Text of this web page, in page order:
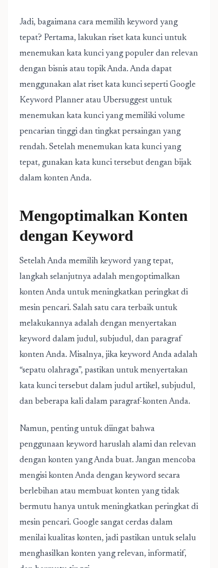
Jadi, bagaimana cara memilih keyword yang
tepat? Pertama, lakukan riset kata kunci untuk
menemukan kata kunci yang populer dan relevan
dengan bisnis atau topik Anda. Anda dapat
menggunakan alat riset kata kunci seperti Google
Keyword Planner atau Ubersuggest untuk
menemukan kata kunci yang memiliki volume
pencarian tinggi dan tingkat persaingan yang
rendah. Setelah menemukan kata kunci yang
tepat, gunakan kata kunci tersebut dengan bijak
dalam konten Anda.
Mengoptimalkan Konten
dengan Keyword
Setelah Anda memilih keyword yang tepat,
langkah selanjutnya adalah mengoptimalkan
konten Anda untuk meningkatkan peringkat di
mesin pencari. Salah satu cara terbaik untuk
melakukannya adalah dengan menyertakan
keyword dalam judul, subjudul, dan paragraf
konten Anda. Misalnya, jika keyword Anda adalah
“sepatu olahraga”, pastikan untuk menyertakan
kata kunci tersebut dalam judul artikel, subjudul,
dan beberapa kali dalam paragraf-konten Anda.
Namun, penting untuk diingat bahwa
penggunaan keyword haruslah alami dan relevan
dengan konten yang Anda buat. Jangan mencoba
mengisi konten Anda dengan keyword secara
berlebihan atau membuat konten yang tidak
bermutu hanya untuk meningkatkan peringkat di
mesin pencari. Google sangat cerdas dalam
menilai kualitas konten, jadi pastikan untuk selalu
menghasilkan konten yang relevan, informatif,